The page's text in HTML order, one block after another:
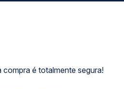
compra é totalmente segura!